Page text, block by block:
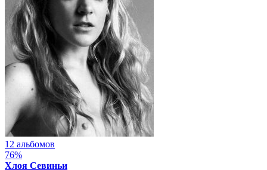
12 альбомов
76%
Хлоя Севиньи